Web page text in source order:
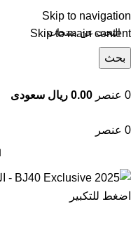
Skip to navigation
Skip to main content
بحث
0 عنصر 0.00 ريال سعودى
0 عنصر
اضغط للتكبير